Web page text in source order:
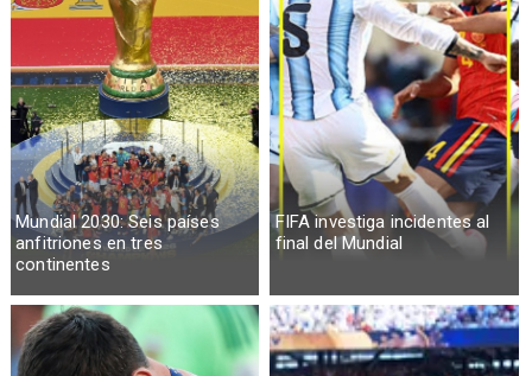
Mundial 2030: Seis países
anfitriones en tres
continentes
FIFA investiga incidentes al
final del Mundial